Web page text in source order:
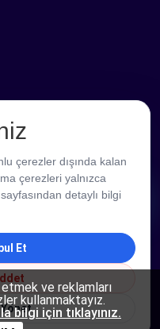
DESTEK
Tüm Hakları Saklıdır.
çerezler dışında kalan
çerezleri yalnızca
sayfasından detaylı bilgi
Et
etmek ve reklamları
kullanmaktayız.
bilgi için tıklayınız.